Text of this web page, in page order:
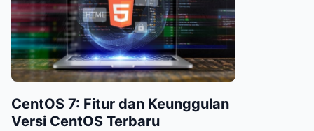
CentOS 7: Fitur dan Keunggulan
Versi CentOS Terbaru